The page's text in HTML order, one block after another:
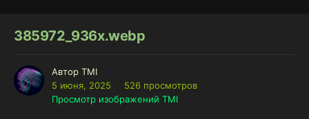
385972_936x.webp
Автор TMI
5 июня, 2025
526 просмотров
Просмотр изображений TMI